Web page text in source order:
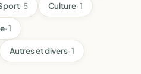
· 5 Culture· 1
· 1
Autres et divers· 1